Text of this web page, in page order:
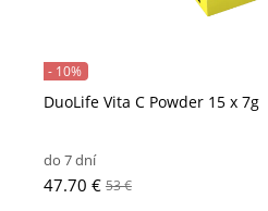
DuoLife Vita C Powder 15 x 7g
- 10%
do 7 dní
47.70 € 53 €